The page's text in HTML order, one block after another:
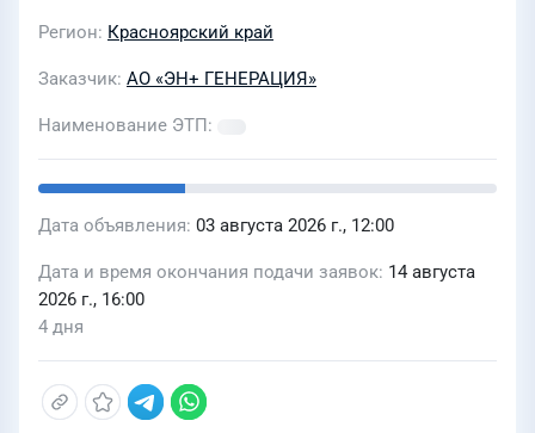
ТВ-2-150-2. Инв. № ИЭ140193.
Техническое п
Регион Красноярский край
Заказчик АО «ЭН+ ГЕНЕРАЦИЯ»
Наименование ЭТП
Дата объявления 03 августа 2026 г., 12:00
Дата и время окончания подачи заявок 14 августа
2026 г., 16:00
4 дня